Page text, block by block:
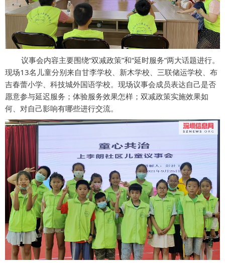
议事会内容主要围绕“双减政策”和“延时服务”两大话题进行。
现场13名儿童分别来自甘李学校、新木学校、三联储运学校、布
吉春蕾小学、科技城外国语学校。现场议事会成员表达自己是否
愿意参与延迟服务；体验服务效果怎样；双减政策实施效果如
何、对自己影响有哪些进行交流。